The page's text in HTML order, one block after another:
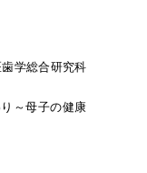
学総合研究科
～母子の健康